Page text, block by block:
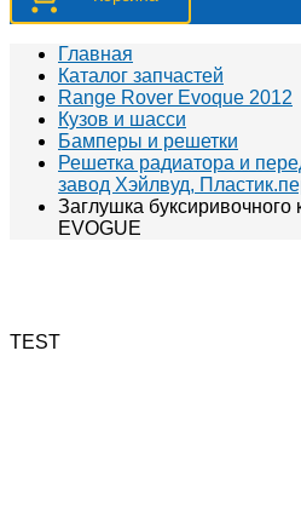
Главная
Каталог запчастей
Range Rover Evoque 2012
Кузов и шасси
Бамперы и решетки
Решетка радиатора и
завод Хэйлвуд,
Заглушка
EVOGUE
TEST